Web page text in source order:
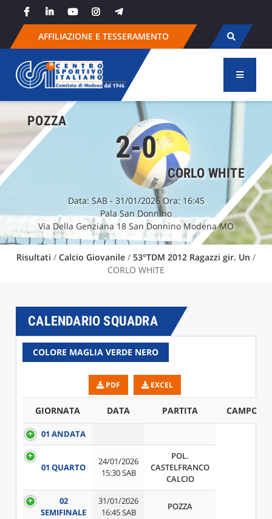
content
AFFILIAZIONE E TESSERAMENTO
POZZA
2-0
CORLO WHITE
Data: SAB- 31/01/2026 Ora: 16:45
Pala San Donnino
Via Della Genziana 18 San Donnino Modena MO
Risultati / Calcio Giovanile / 53°TDM 2012 Ragazzi gir. Un /
CORLO WHITE
CALENDARIO SQUADRA
COLORE MAGLIA VERDE NERO
PDF EXCEL
GIORNATA DATA PARTITA CAMPO
01 ANDATA
01 QUARTO
24/01/2026
15:30 SAB
POL.
CASTELFRANCO
CALCIO
02
SEMIFINALE
31/01/2026
16:45 SAB
POZZA